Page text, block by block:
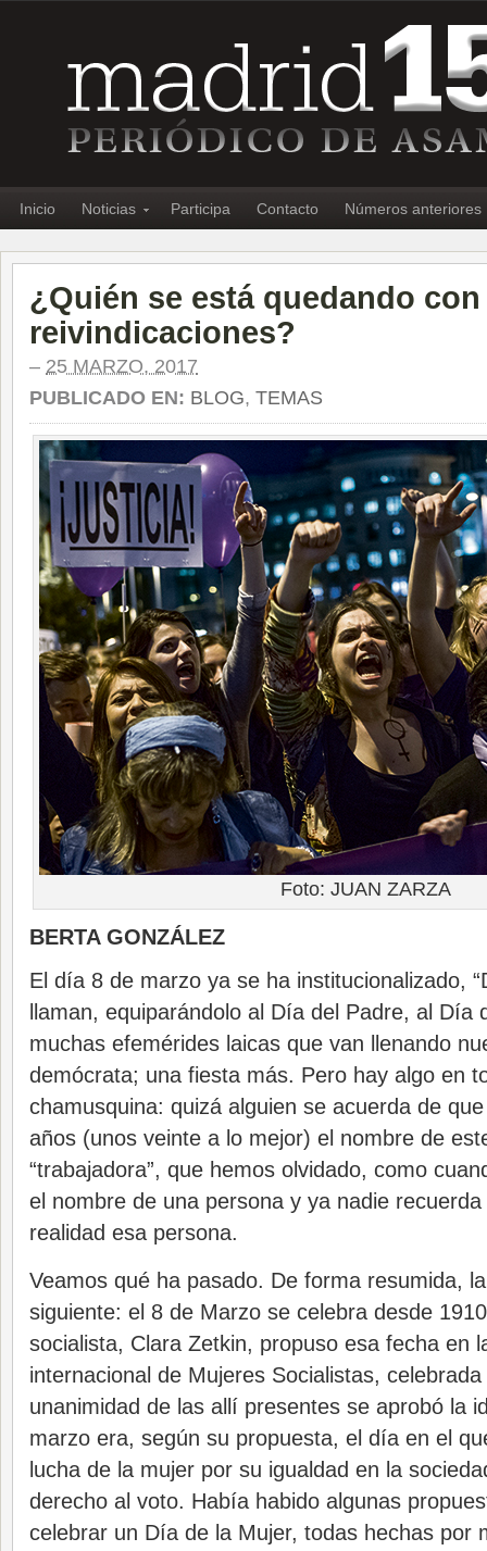
Inicio Noticias Participa Contacto Números anteriores
¿Quién se está quedando
reivindicaciones?
– 25 MARZO, 2017
PUBLICADO EN: BLOG, TEMAS
Foto: JUAN ZARZA
BERTA GONZÁLEZ
El día 8 de marzo ya se ha institucionalizado,
llaman, equiparándolo al Día del Padre, al Día
muchas efemérides laicas que van llenando
demócrata; una fiesta más. Pero hay algo en
chamusquina: quizá alguien se acuerda de
años (unos veinte a lo mejor) el nombre de
“trabajadora”, que hemos olvidado, como
el nombre de una persona y ya nadie
realidad esa persona.
Veamos qué ha pasado. De forma resumida,
siguiente: el 8 de Marzo se celebra desde
socialista, Clara Zetkin, propuso esa fecha en
internacional de Mujeres Socialistas,
unanimidad de las allí presentes se aprobó la
marzo era, según su propuesta, el día en el
lucha de la mujer por su igualdad en la
derecho al voto. Había habido algunas
celebrar un Día de la Mujer, todas hechas por